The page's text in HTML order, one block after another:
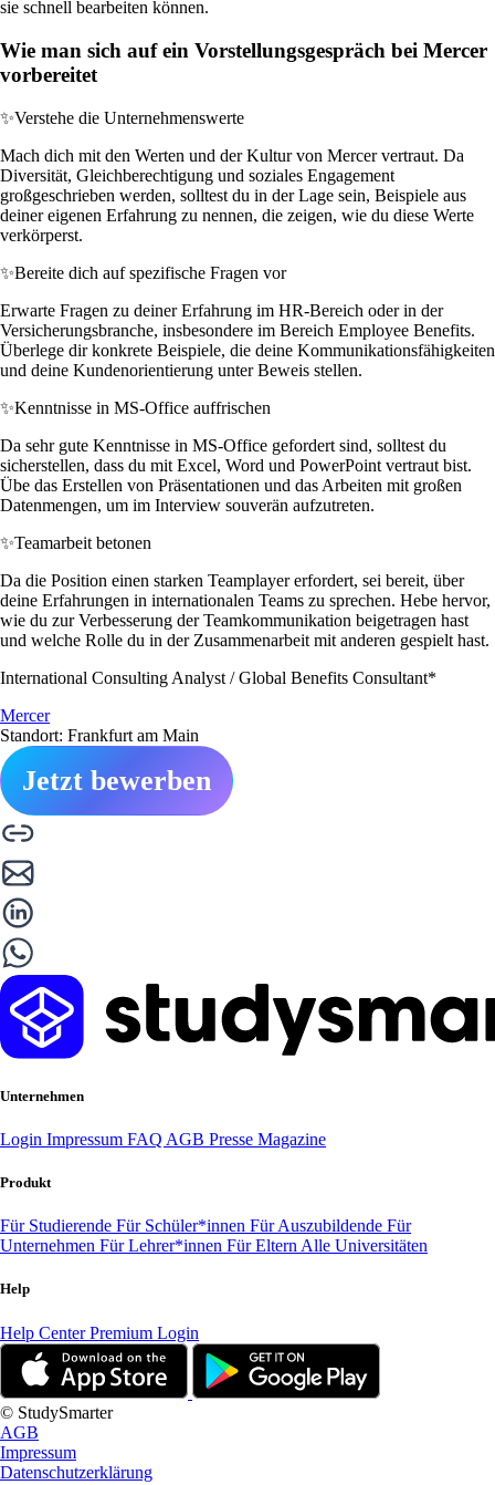
sie schnell bearbeiten können.
Wie man sich auf ein Vorstellungsgespräch bei Mercer
vorbereitet
✨Verstehe die Unternehmenswerte
Mach dich mit den Werten und der Kultur von Mercer vertraut. Da
Diversität, Gleichberechtigung und soziales Engagement
großgeschrieben werden, solltest du in der Lage sein, Beispiele aus
deiner eigenen Erfahrung zu nennen, die zeigen, wie du diese Werte
verkörperst.
✨Bereite dich auf spezifische Fragen vor
Erwarte Fragen zu deiner Erfahrung im HR-Bereich oder in der
Versicherungsbranche, insbesondere im Bereich Employee Benefits.
Überlege dir konkrete Beispiele, die deine Kommunikationsfähigkeiten
und deine Kundenorientierung unter Beweis stellen.
✨Kenntnisse in MS-Office auffrischen
Da sehr gute Kenntnisse in MS-Office gefordert sind, solltest du
sicherstellen, dass du mit Excel, Word und PowerPoint vertraut bist.
Übe das Erstellen von Präsentationen und das Arbeiten mit großen
Datenmengen, um im Interview souverän aufzutreten.
✨Teamarbeit betonen
Da die Position einen starken Teamplayer erfordert, sei bereit, über
deine Erfahrungen in internationalen Teams zu sprechen. Hebe hervor,
wie du zur Verbesserung der Teamkommunikation beigetragen hast
und welche Rolle du in der Zusammenarbeit mit anderen gespielt hast.
International Consulting Analyst / Global Benefits Consultant*
Mercer
Standort: Frankfurt am Main
Jetzt bewerben
Unternehmen
Login Impressum FAQ AGB Presse Magazine
Produkt
Für Studierende Für Schüler*innen Für Auszubildende Für
Unternehmen Für Lehrer*innen Für Eltern Alle Universitäten
Help
Help CenterPremium Login
© StudySmarter
AGB
Impressum
Datenschutzerklärung